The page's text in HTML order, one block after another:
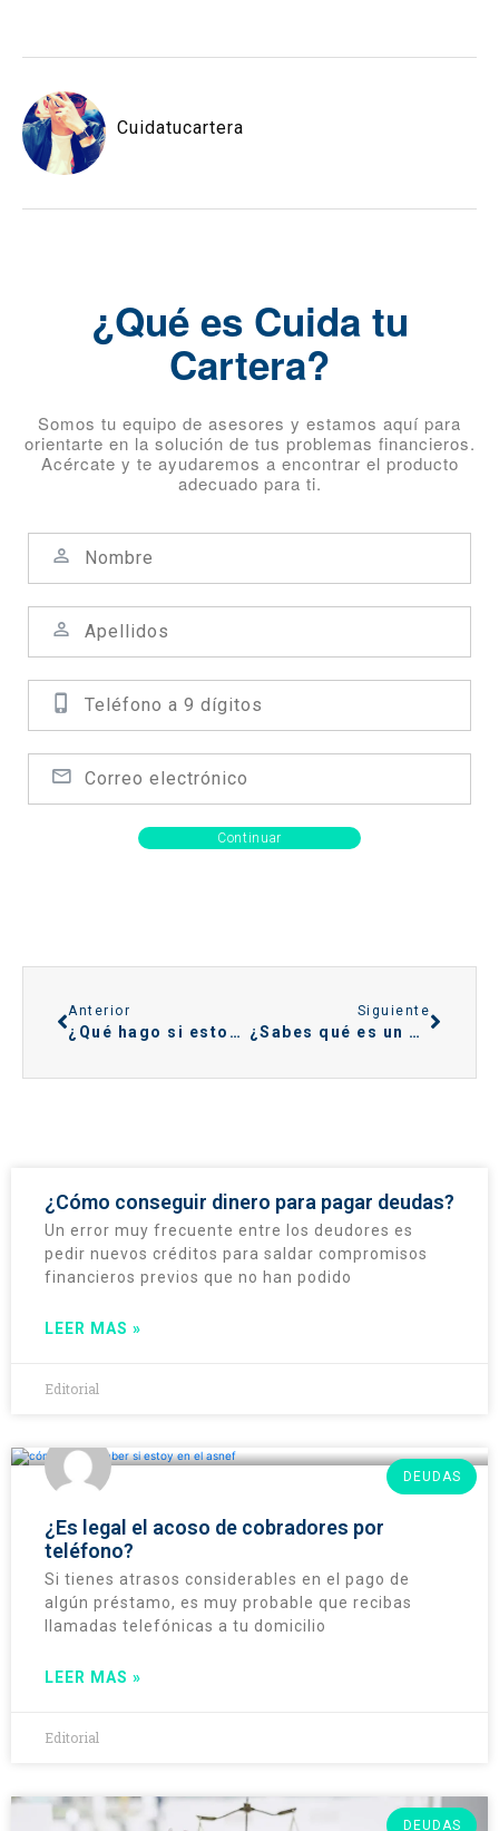
Cuidatucartera
¿Qué es Cuida tu
Cartera?
Somos tu equipo de asesores y estamos aquí para
orientarte en la solución de tus problemas financieros.
Acércate y te ayudaremos a encontrar el producto
adecuado para ti.
Continuar
Anterior
¿Qué hago si estoy en ASNEF y necesito un préstamo?
Siguiente
¿Sabes qué es un microcrédito?
¿Cómo conseguir dinero para pagar deudas?
Un error muy frecuente entre los deudores es
pedir nuevos créditos para saldar compromisos
financieros previos que no han podido
LEER MAS »
Editorial
DEUDAS
¿Es legal el acoso de cobradores por
teléfono?
Si tienes atrasos considerables en el pago de
algún préstamo, es muy probable que recibas
llamadas telefónicas a tu domicilio
LEER MAS »
Editorial
DEUDAS